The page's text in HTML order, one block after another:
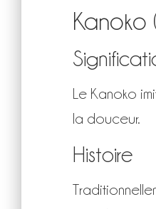
Le Kanoko
la douceur.
Histoire